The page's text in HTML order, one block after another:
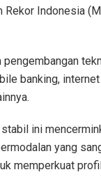
Indonesia
banking,
ini
yang
memperkuat